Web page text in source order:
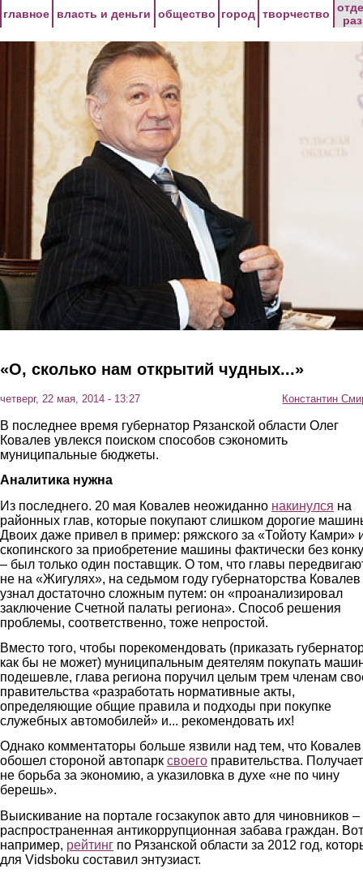
главное власть и деньги общество город творчество
«О, сколько нам открытий чудных...»
четверг, 22 мая, 2014 - 13:27 Константин
В последнее время губернатор Рязанской области Олег
Ковалев увлекся поиском способов сэкономить
муниципальные бюджеты.
Аналитика нужна
Из последнего. 20 мая Ковалев неожиданно накинулся на
районных глав, которые покупают слишком дорогие
Двоих даже привел в пример: ряжского за «Тойоту Камри»
скопинского за приобретение машины фактически без
– был только один поставщик. О том, что главы
не на «Жигулях», на седьмом году губернаторства Ковалев
узнал достаточно сложным путем: он «проанализировал
заключение Счетной палаты региона». Способ решения
проблемы, соответственно, тоже непростой.
Вместо того, чтобы порекомендовать (приказать
как бы не может) муниципальным деятелям покупать
подешевле, глава региона поручил целым трем членам
правительства «разработать нормативные акты,
определяющие общие правила и подходы при покупке
служебных автомобилей» и... рекомендовать их!
Однако комментаторы больше язвили над тем, что Ковалев
обошел стороной автопарк своего правительства.
не борьба за экономию, а указиловка в духе «не по чину
берешь».
Выискивание на портале госзакупок авто для чиновников –
распространенная антикоррупционная забава граждан.
например, рейтинг по Рязанской области за 2012 год,
для Vidsboku составил энтузиаст.